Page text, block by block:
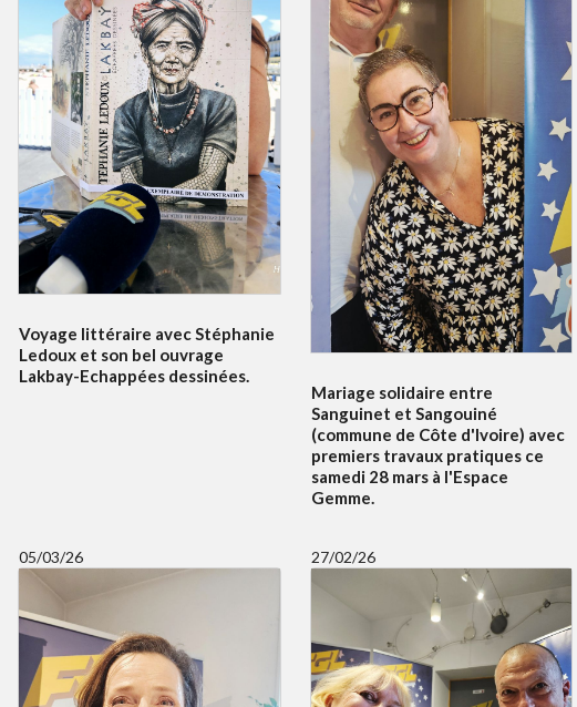
Voyage littéraire avec Stéphanie
Ledoux et son bel ouvrage
Lakbay-Echappées dessinées.
Mariage solidaire entre
Sanguinet et Sangouiné
(commune de Côte d'Ivoire) avec
premiers travaux pratiques ce
samedi 28 mars à l'Espace
Gemme.
05/03/26 27/02/26